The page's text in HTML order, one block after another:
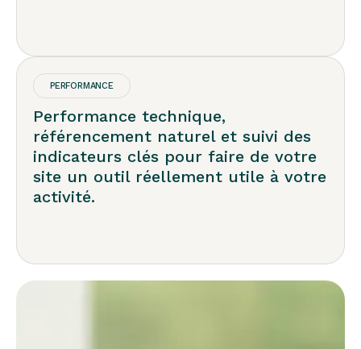
PERFORMANCE
Performance technique,
référencement naturel et suivi des
indicateurs clés pour faire de votre
site un outil réellement utile à votre
activité.